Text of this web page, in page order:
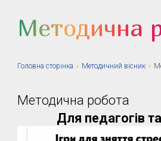
Методична
Головна сторiнка › Методичний вісник ›
Методична робота
Для педагогів